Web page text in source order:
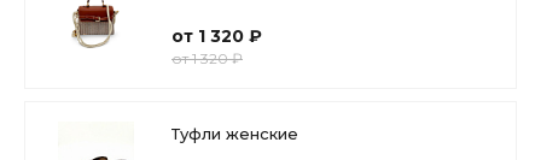
от 1 320 ₽
от 1 320 ₽
Туфли женские